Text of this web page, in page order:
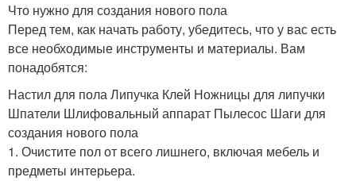
Что нужно для создания нового пола
Перед тем, как начать работу, убедитесь, что у вас есть
все необходимые инструменты и материалы. Вам
понадобятся:
Настил для пола Липучка Клей Ножницы для липучки
Шпатели Шлифовальный аппарат Пылесос Шаги для
создания нового пола
1. Очистите пол от всего лишнего, включая мебель и
предметы интерьера.